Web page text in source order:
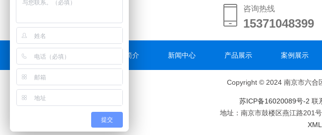
咨询热线
15371048399
15371048399
网站首页 公司简介 新闻中心 产品展示 案例展示
Copyright © 2024 南京市六合
苏ICP备16020089号-2 联
地址：南京市鼓楼区燕江路201
提交